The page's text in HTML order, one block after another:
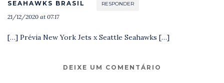
SEAHAWKS BRASIL
RESPONDER
21/12/2020 at 07:17
[…] Prévia New York Jets x Seattle Seahawks […]
DEIXE UM COMENTÁRIO